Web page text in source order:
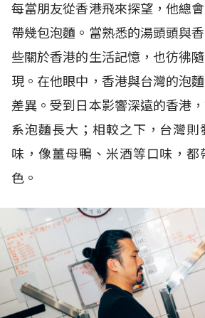
每當朋友從香港飛來探望，他總
帶幾包泡麵。當熟悉的湯頭頭與
些關於香港的生活記憶，也彷彿
現。在他眼中，香港與台灣的泡
差異。受到日本影響深遠的香港
系泡麵長大；相較之下，台灣則
味，像薑母鴨、米酒等口味，
色。